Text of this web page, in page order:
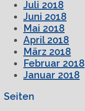
Juli 2018
Juni 2018
Mai 2018
April 2018
März 2018
Februar 2018
Januar 2018
Seiten